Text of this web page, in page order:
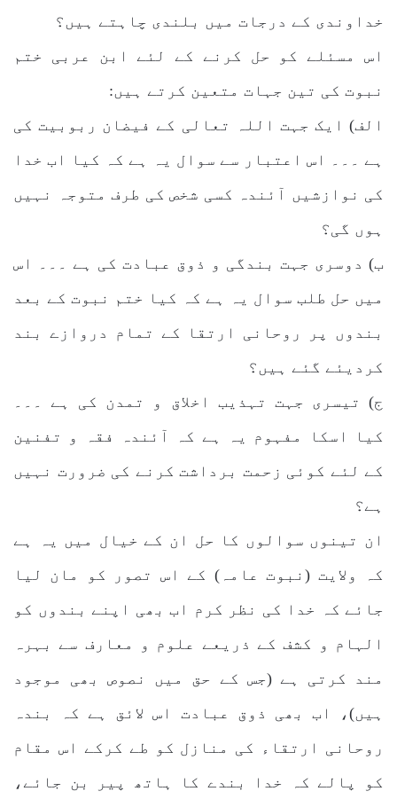
خداوندی کے درجات میں بلندی چاہتے ہیں؟
اس مسئلے کو حل کرنے کے لئے ابن عربی ختم
نبوت کی تین جہات متعین کرتے ہیں:
الف) ایک جہت اللہ تعالی کے فیضان ربوبیت کی
ہے ۔۔۔ اس اعتبار سے سوال یہ ہے کہ کیا اب خدا
کی نوازشیں آئندہ کسی شخص کی طرف متوجہ نہیں
ہوں گی؟
ب) دوسری جہت بندگی و ذوق عبادت کی ہے ۔۔۔ اس
میں حل طلب سوال یہ ہے کہ کیا ختم نبوت کے بعد
بندوں پر روحانی ارتقا کے تمام دروازے بند
کردیئے گئے ہیں؟
ج) تیسری جہت تہذیب اخلاق و تمدن کی ہے ۔۔۔
کیا اسکا مفہوم یہ ہے کہ آئندہ فقہ و تفنین
کے لئے کوئی زحمت برداشت کرنے کی ضرورت نہیں
ہے؟
ان تینوں سوالوں کا حل ان کے خیال میں یہ ہے
کہ ولایت (نبوت عامہ) کے اس تصور کو مان لیا
جائے کہ خدا کی نظر کرم اب بھی اپنے بندوں کو
الہام و کشف کے ذریعے علوم و معارف سے بہرہ
مند کرتی ہے (جس کے حق میں نصوص بھی موجود
ہیں)، اب بھی ذوق عبادت اس لائق ہے کہ بندہ
روحانی ارتقاء کی منازل کو طے کرکے اس مقام
کو پالے کہ خدا بندے کا ہاتھ پیر بن جائے،